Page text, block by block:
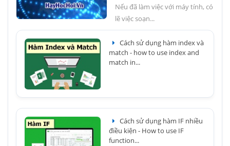
Nếu đã làm việc với máy tính, có
lẽ việc soạn...
Cách sử dụng hàm index và
match - how to use index and
match in...
Cách sử dụng hàm IF nhiều
điều kiện - How to use IF
function...